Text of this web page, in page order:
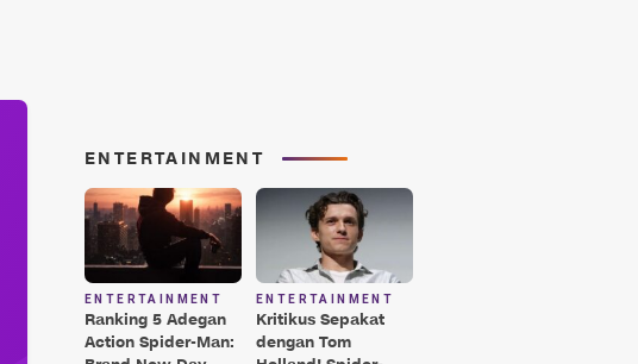
ENTERTAINMENT
ENTERTAINMENT
Ranking 5 Adegan
Action Spider-Man:
ENTERTAINMENT
Kritikus Sepakat
dengan Tom